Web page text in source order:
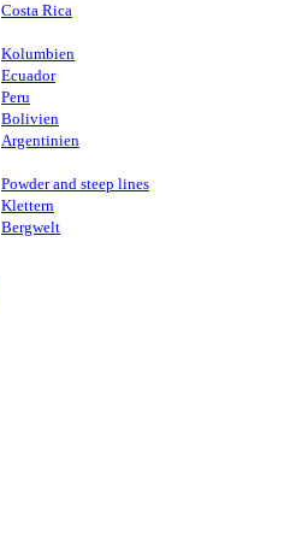
Costa Rica
Kolumbien
Ecuador
Peru
Bolivien
Argentinien
Powder and steep lines
Klettern
Bergwelt